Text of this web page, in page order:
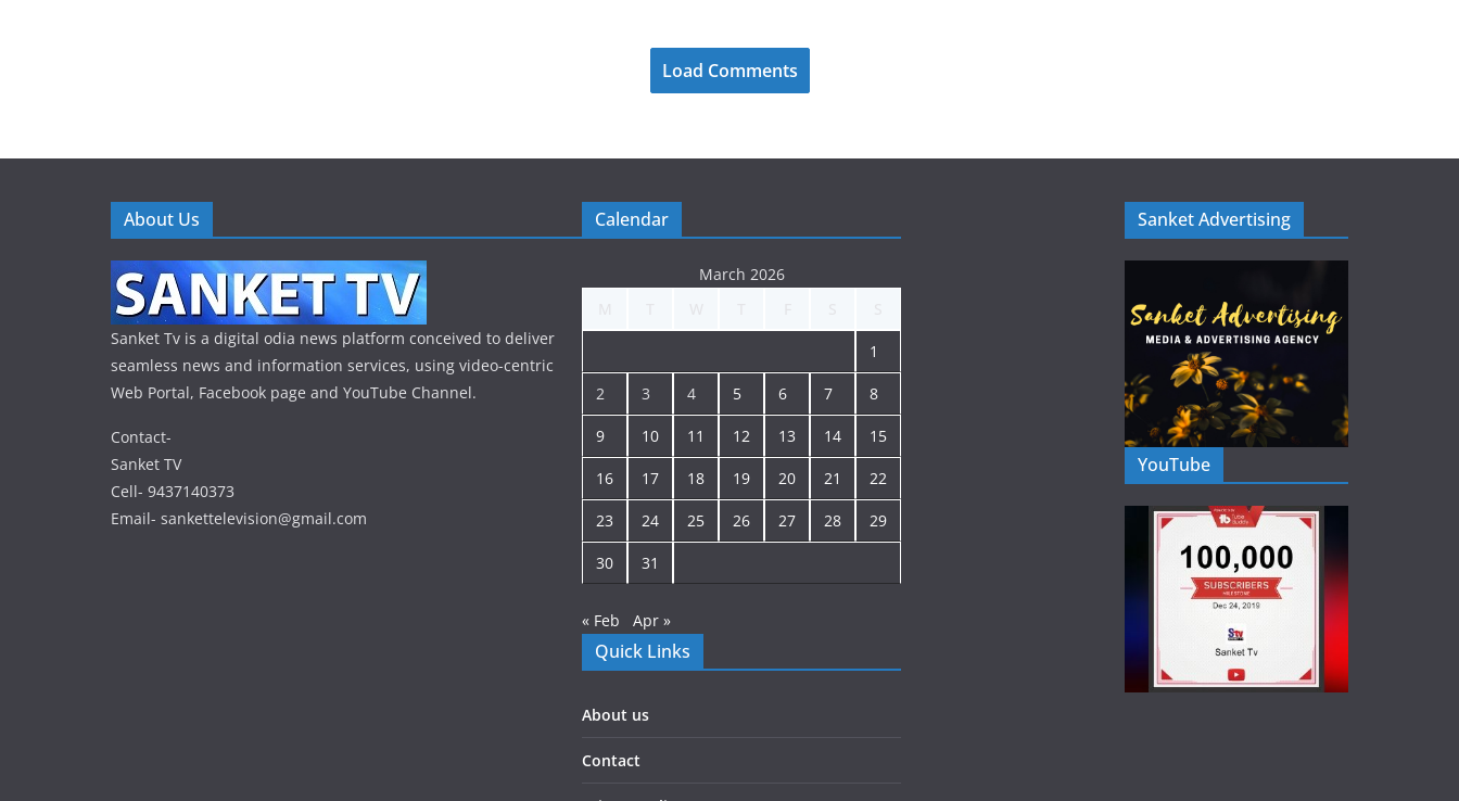
Load Comments
About Us
Sanket Tv is a digital odia news platform conceived to deliver
seamless news and information services, using video-centric
Web Portal, Facebook page and YouTube Channel.
Contact-
Sanket TV
Cell- 9437140373
Email- sankettelevision@gmail.com
Calendar
March 2026
1
2 3 4 5 6 7 8
9 10 11 12 13 14 15
16 17 18 19 20 21 22
23 24 25 26 27 28 29
30 31
« Feb Apr »
Quick Links
About us
Contact
Sanket Advertising
YouTube